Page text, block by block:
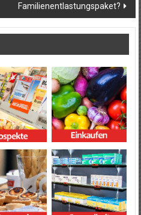
Familienentlastungspaket?